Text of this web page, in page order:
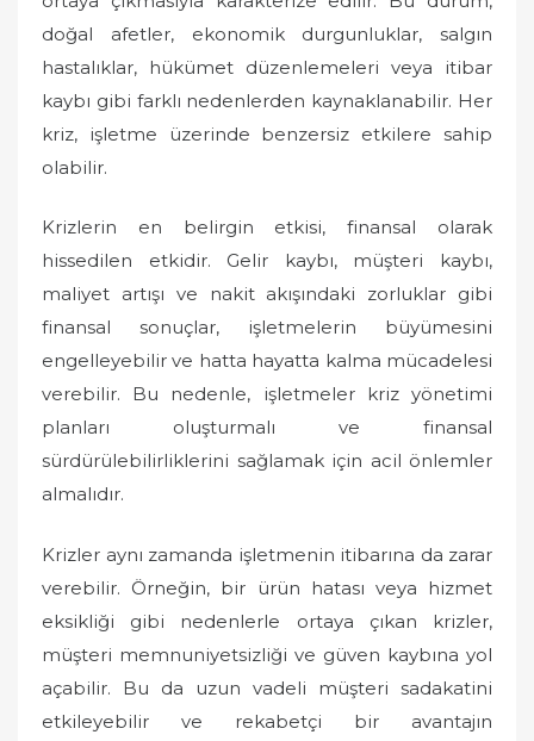
doğal afetler, ekonomik durgunluklar, salgın
hastalıklar, hükümet düzenlemeleri veya itibar
kaybı gibi farklı nedenlerden kaynaklanabilir. Her
kriz, işletme üzerinde benzersiz etkilere sahip
olabilir.
Krizlerin en belirgin etkisi, finansal olarak
hissedilen etkidir. Gelir kaybı, müşteri kaybı,
maliyet artışı ve nakit akışındaki zorluklar gibi
finansal sonuçlar, işletmelerin büyümesini
engelleyebilir ve hatta hayatta kalma mücadelesi
verebilir. Bu nedenle, işletmeler kriz yönetimi
planları oluşturmalı ve finansal
sürdürülebilirliklerini sağlamak için acil önlemler
almalıdır.
Krizler aynı zamanda işletmenin itibarına da zarar
verebilir. Örneğin, bir ürün hatası veya hizmet
eksikliği gibi nedenlerle ortaya çıkan krizler,
müşteri memnuniyetsizliği ve güven kaybına yol
açabilir. Bu da uzun vadeli müşteri sadakatini
etkileyebilir ve rekabetçi bir avantajın